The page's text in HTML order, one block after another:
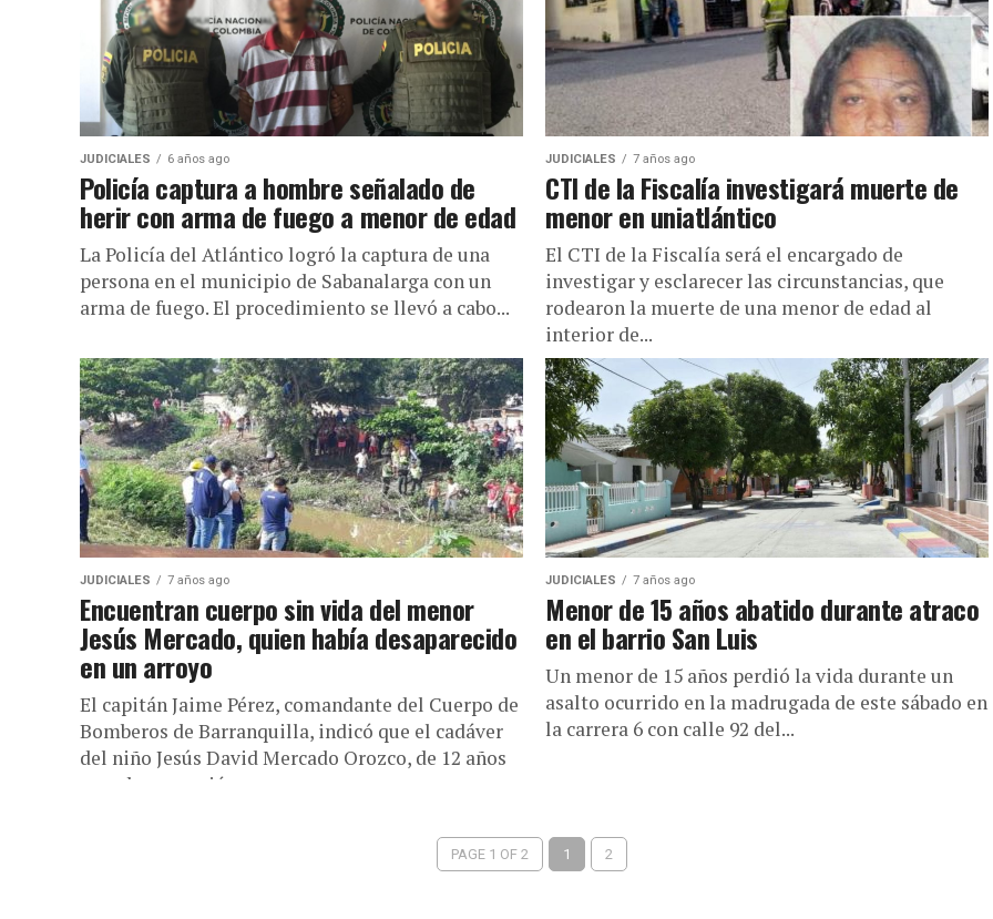
JUDICIALES 6 años ago
Policía captura a hombre señalado de
herir con arma de fuego a menor de edad
La Policía del Atlántico logró la captura de una
persona en el municipio de Sabanalarga con un
arma de fuego. El procedimiento se llevó a cabo...
JUDICIALES 7 años ago
CTI de la Fiscalía investigará muerte de
menor en uniatlántico
El CTI de la Fiscalía será el encargado de
investigar y esclarecer las circunstancias, que
rodearon la muerte de una menor de edad al
interior de...
JUDICIALES 7 años ago
Encuentran cuerpo sin vida del menor
Jesús Mercado, quien había desaparecido
en un arroyo
El capitán Jaime Pérez, comandante del Cuerpo de
Bomberos de Barranquilla, indicó que el cadáver
del niño Jesús David Mercado Orozco, de 12 años
que, desapareció...
JUDICIALES 7 años ago
Menor de 15 años abatido durante atraco
en el barrio San Luis
Un menor de 15 años perdió la vida durante un
asalto ocurrido en la madrugada de este sábado en
la carrera 6 con calle 92 del...
PAGE 1 OF 2 1 2